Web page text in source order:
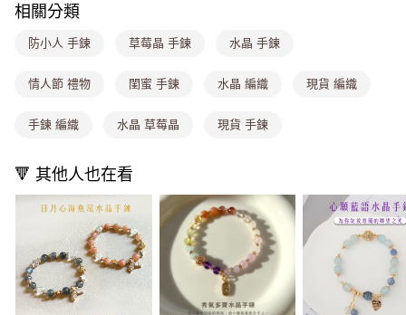
相關分類
防小人 手鍊 草莓晶 手鍊 水晶 手鍊
情人節 禮物 閨蜜 手鍊 水晶 編織 現貨 編織
手鍊 編織 水晶 草莓晶 現貨 手鍊
🔻 其他人也在看